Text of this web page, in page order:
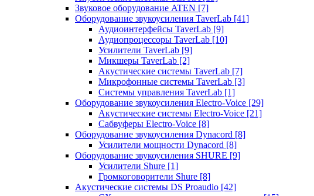
Звуковое оборудование ATEN [7]
Оборудование звукоусиления TaverLab [41]
Аудиоинтерфейсы TaverLab [9]
Аудиопроцессоры TaverLab [10]
Усилители TaverLab [9]
Микшеры TaverLab [2]
Акустические системы TaverLab [7]
Микрофонные системы TaverLab [3]
Системы управления TaverLab [1]
Оборудование звукоусиления Electro-Voice [29]
Акустические системы Electro-Voice [21]
Сабвуферы Electro-Voice [8]
Оборудование звукоусиления Dynacord [8]
Усилители мощности Dynacord [8]
Оборудование звукоусиления SHURE [9]
Усилители Shure [1]
Громкоговорители Shure [8]
Акустические системы DS Proaudio [42]